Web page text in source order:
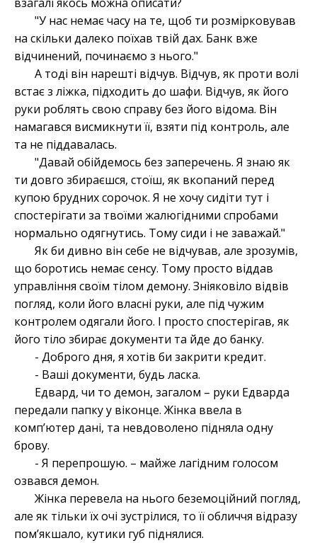
взагалі якось можна описати?
"У нас немає часу на те, щоб ти розмірковував
на скільки далеко поїхав твій дах. Банк вже
відчинений, починаємо з нього."
А тоді він нарешті відчув. Відчув, як проти волі
встає з ліжка, підходить до шафи. Відчув, як його
руки роблять свою справу без його відома. Він
намагався висмикнути її, взяти під контроль, але
та не піддавалась.
"Давай обійдемось без заперечень. Я знаю як
ти довго збираєшся, стоїш, як вкопаний перед
купою брудних сорочок. Я не хочу сидіти тут і
спостерігати за твоїми жалюгідними спробами
нормально одягнутись. Тому сиди і не заважай."
Як би дивно він себе не відчував, але зрозумів,
що боротись немає сенсу. Тому просто віддав
управління своїм тілом демону. Зніяковіло відвів
погляд, коли його власні руки, але під чужим
контролем одягали його. І просто спостерігав, як
його тіло збирає документи та йде до банку.
- Доброго дня, я хотів би закрити кредит.
- Ваші документи, будь ласка.
Едвард, чи то демон, загалом – руки Едварда
передали папку у віконце. Жінка ввела в
компʼютер дані, та невдоволено підняла одну
брову.
- Я перепрошую. – майже лагідним голосом
озвався демон.
Жінка перевела на нього беземоційний погляд,
але як тільки їх очі зустрілися, то її обличчя відразу
помʼякшало, кутики губ піднялися.